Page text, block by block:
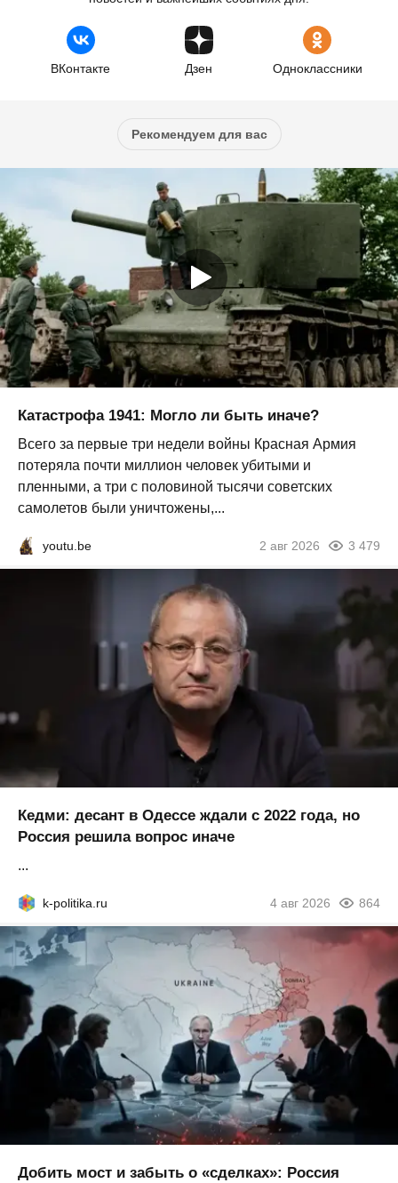
ВКонтакте Дзен Одноклассники
Рекомендуем для вас
Катастрофа 1941: Могло ли быть иначе?
Всего за первые три недели войны Красная Армия
потеряла почти миллион человек убитыми и
пленными, а три с половиной тысячи советских
самолетов были уничтожены,...
youtu.be 2 авг 2026 3 479
Кедми: десант в Одессе ждали с 2022 года, но
Россия решила вопрос иначе
...
k-politika.ru 4 авг 2026 864
Добить мост и забыть о «сделках»: Россия